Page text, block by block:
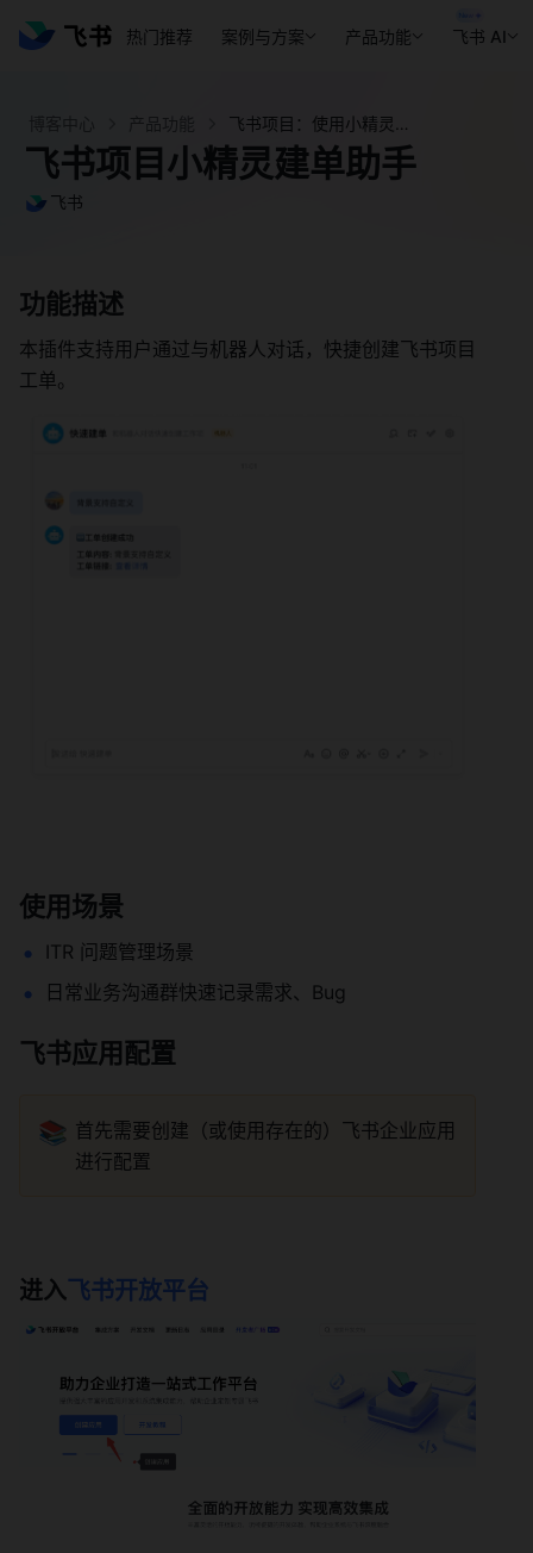
热门推荐 案例与方案 产品功能 飞书 AI
飞书项目小精灵建单助手
飞书
功能描述
本插件支持用户通过与机器人对话，快捷创建飞书项目
工单。
使用场景
ITR 问题管理场景
日常业务沟通群快速记录需求、Bug
飞书应用配置
📚 首先需要创建（或使用存在的）飞书企业应用
进行配置
进入飞书开放平台